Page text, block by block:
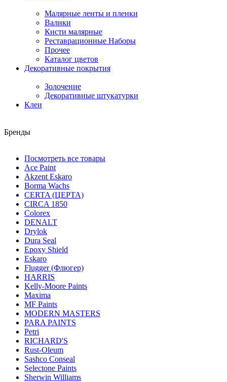
Малярные ленты и пленки
Валики
Кисти малярные
Реставрационные Наборы
Прочее
Каталог цветов
Декоративные покрытия
Золочение
Декоративные штукатурки
Клеи
Бренды
Посмотреть все товары
Ace Paint
Akzent Eskaro
Borma Wachs
CERTA (ЦЕРТА)
CIRCA 1850
Colorex
DENALT
Drylok
Dura Seal
Epoxy Shield
Eskaro
Flugger (Флюгер)
HARRIS
Kelly-Moore Paints
Maxima
MF Paints
MODERN MASTERS
PARA PAINTS
Petri
RICHARD'S
Rust-Oleum
Sashco Conseal
Selectone Paints
Sherwin Williams